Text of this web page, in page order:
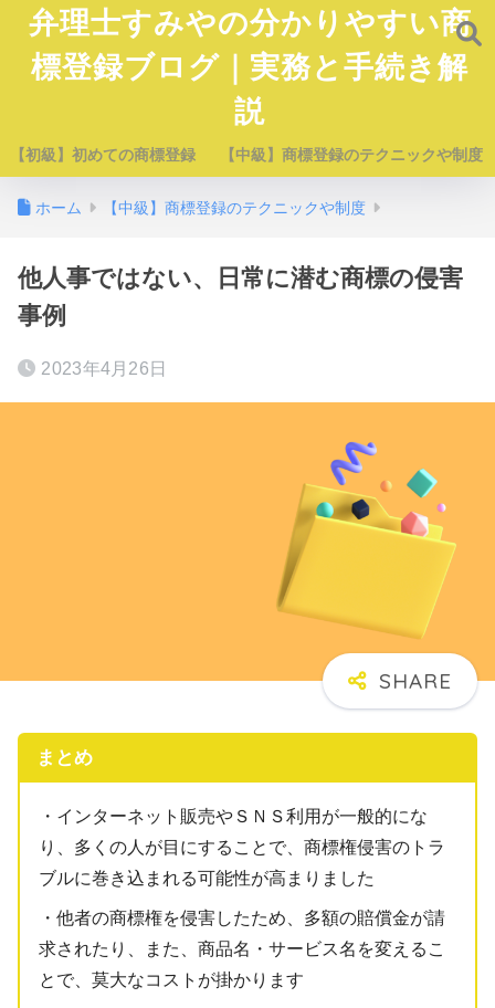
弁理士すみやの分かりやすい商
標登録ブログ｜実務と手続き解
説
【初級】初めての商標登録 【中級】商標登録のテクニックや制度
ホーム 【中級】商標登録のテクニックや制度
他人事ではない、日常に潜む商標の侵害
事例
2023年4月26日
まとめ
・インターネット販売やＳＮＳ利用が一般的にな
り、多くの人が目にすることで、商標権侵害のトラ
ブルに巻き込まれる可能性が高まりました
・他者の商標権を侵害したため、多額の賠償金が請
求されたり、また、商品名・サービス名を変えるこ
とで、莫大なコストが掛かります